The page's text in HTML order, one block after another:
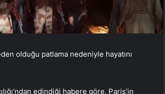
olduğu patlama nedeniyle hayatını
edindiği habere göre, Paris’in